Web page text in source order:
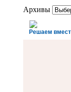
Архивы
Решаем